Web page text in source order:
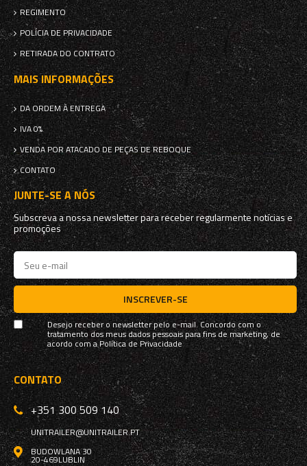
REGIMENTO
POLÍCIA DE PRIVACIDADE
RETIRADA DO CONTRATO
MAIS INFORMAÇÕES
DA ORDEM À ENTREGA
IVA 0%
VENDA POR ATACADO DE PEÇAS DE REBOQUE
CONTATO
JUNTE-SE A NÓS
Subscreva a nossa newsletter para receber regularmente notícias e
promoções
INSCREVER-SE
Desejo receber o newsletter pelo e-mail. Concordo com o
tratamento dos meus dados pessoais para fins de marketing, de
acordo com aPolítica de Privacidade
CONTATO
+351 300 509 140
UNITRAILER@UNITRAILER.PT
BUDOWLANA 30
20-469LUBLIN